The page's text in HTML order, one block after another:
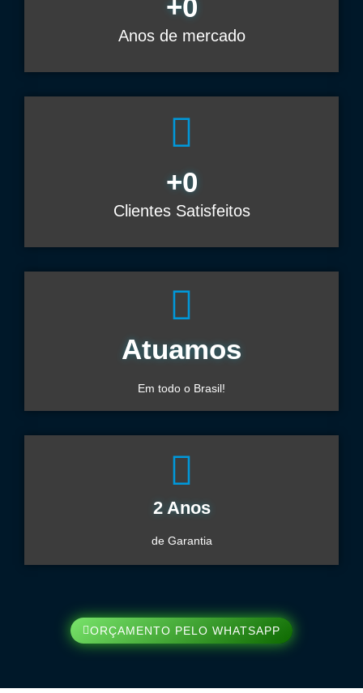
Anos de mercado
+0
Clientes Satisfeitos
+0
Atuamos
Em todo o Brasil!
2 Anos
de Garantia
ORÇAMENTO PELO WHATSAPP